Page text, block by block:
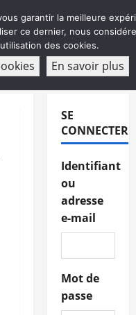
ABONNEMENT
SE
CONNECTER
Identifiant
ou
adresse
e-mail
Mot de
passe
garantir la meilleure
ce dernier, nous
des cookies.
En savoir plus